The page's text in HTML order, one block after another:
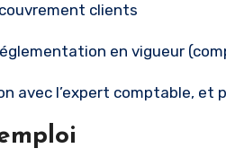
clients
en vigueur
avec l’expert comptable,